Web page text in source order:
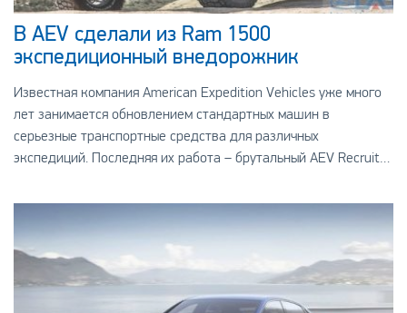
В AEV сделали из Ram 1500
экспедиционный внедорожник
Известная компания American Expedition Vehicles уже много
лет занимается обновлением стандартных машин в
серьезные транспортные средства для различных
экспедиций. Последняя их работа – брутальный AEV Recruit